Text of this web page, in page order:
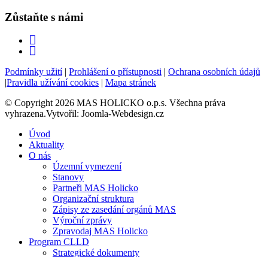
Zůstaňte s námi
Podmínky užití| Prohlášení o přístupnosti | Ochrana osobních údajů
|Pravidla užívání cookies | Mapa stránek
© Copyright 2026 MAS HOLICKO o.p.s. Všechna práva
vyhrazena.Vytvořil: Joomla-Webdesign.cz
Úvod
Aktuality
O nás
Územní vymezení
Stanovy
Partneři MAS Holicko
Organizační struktura
Zápisy ze zasedání orgánů MAS
Výroční zprávy
Zpravodaj MAS Holicko
Program CLLD
Strategické dokumenty